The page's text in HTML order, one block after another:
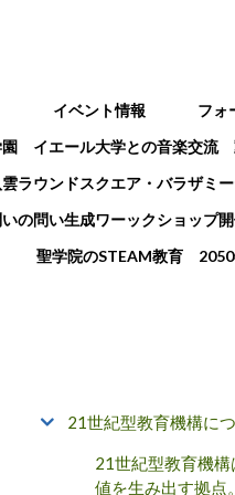
イベント情報 フォ
園 イエール大学との音楽交流
ラウンドスクエア・バラザミ
の問い生成ワーックショップ開
聖学院のSTEAM教育 2050
21世紀型教育機構に
21世紀型教育機
値を生み出す拠点。